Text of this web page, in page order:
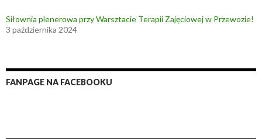
Siłownia plenerowa przy Warsztacie Terapii Zajęciowej w Przewozie!
3 października 2024
FANPAGE NA FACEBOOKU